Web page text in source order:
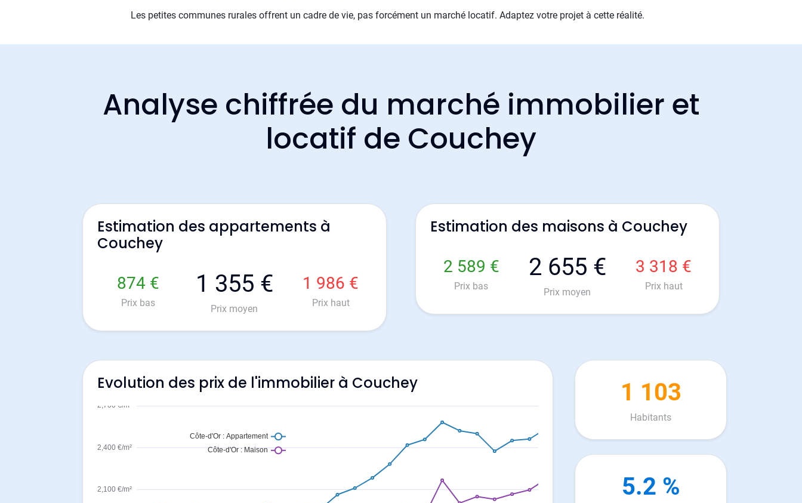
Les petites communes rurales offrent un cadre de vie, pas forcément un marché locatif. Adaptez votre projet à cette réalité.
Analyse chiffrée du marché immobilier et
locatif de Couchey
Estimation des appartements à
Couchey
874 €
Prix bas
1 355 €
Prix moyen
1 986 €
Prix haut
Estimation des maisons à Couchey
2 589 €
Prix bas
2 655 €
Prix moyen
3 318 €
Prix haut
Evolution des prix de l'immobilier à Couchey 1 103
Habitants
5.2 %